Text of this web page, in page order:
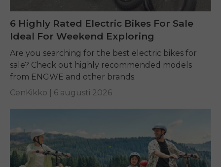
6 Highly Rated Electric Bikes For Sale
Ideal For Weekend Exploring
Are you searching for the best electric bikes for
sale? Check out highly recommended models
from ENGWE and other brands.
CenKikko | 6 augusti 2026